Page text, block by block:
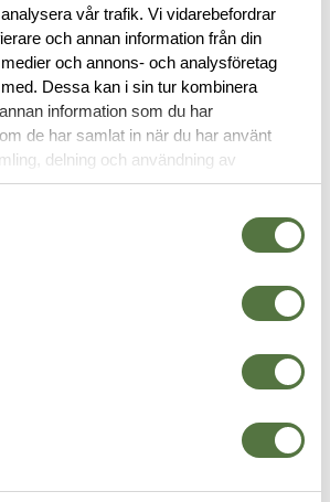
vår trafik. Vi vidarebefordrar
och annan information från din
och annons- och analysföretag
Dessa kan i sin tur kombinera
information som du har
de har samlat in när du har använt
delning och användning av
användas för personalisering av
M4
MAGPUL
MOE®-K2+ Grip – AR15/M4
Grey
345 kr
Visar 12 av 67
till vår värld av överlägsen
med våra vapengrepp